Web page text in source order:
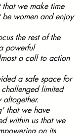
we make time
be women and enjoy
the rest of the
powerful
a call to action
a safe space for
limited
that we have
within us that we
on its